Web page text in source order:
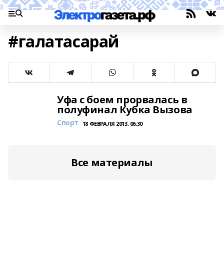
#галатасарай
Уфа с боем прорвалась в
полуфинал Кубка Вызова
Спорт 18 ФЕВРАЛЯ 2013, 06:30
Все материалы